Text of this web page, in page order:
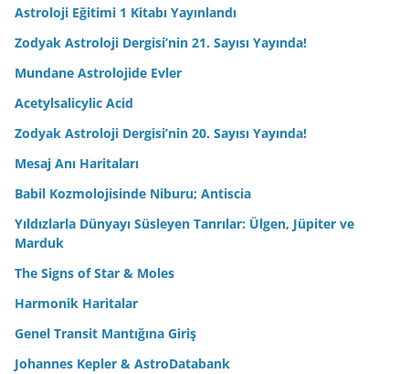
Astroloji Eğitimi 1 Kitabı Yayınlandı
Zodyak Astroloji Dergisi’nin 21. Sayısı Yayında!
Mundane Astrolojide Evler
Acetylsalicylic Acid
Zodyak Astroloji Dergisi’nin 20. Sayısı Yayında!
Mesaj Anı Haritaları
Babil Kozmolojisinde Niburu; Antiscia
Yıldızlarla Dünyayı Süsleyen Tanrılar: Ülgen, Jüpiter ve
Marduk
The Signs of Star & Moles
Harmonik Haritalar
Genel Transit Mantığına Giriş
Johannes Kepler & AstroDatabank